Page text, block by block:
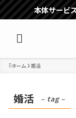
本体サービ
ホーム 婚活
婚活 – tag –